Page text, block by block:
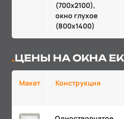
(700х2100),
окно глухое
(800х1400)
ЦЕНЫ НА ОКНА
Макет Конструкция